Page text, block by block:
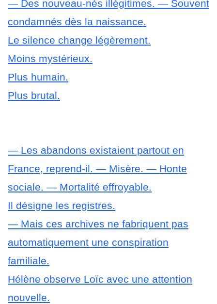
— Des nouveau-nés illégitimes. — Souvent
condamnés dès la naissance.
Le silence change légèrement.
Moins mystérieux.
Plus humain.
Plus brutal.
— Les abandons existaient partout en
France, reprend-il. — Misère. — Honte
sociale. — Mortalité effroyable.
Il désigne les registres.
— Mais ces archives ne fabriquent pas
automatiquement une conspiration
familiale.
Hélène observe Loïc avec une attention
nouvelle.